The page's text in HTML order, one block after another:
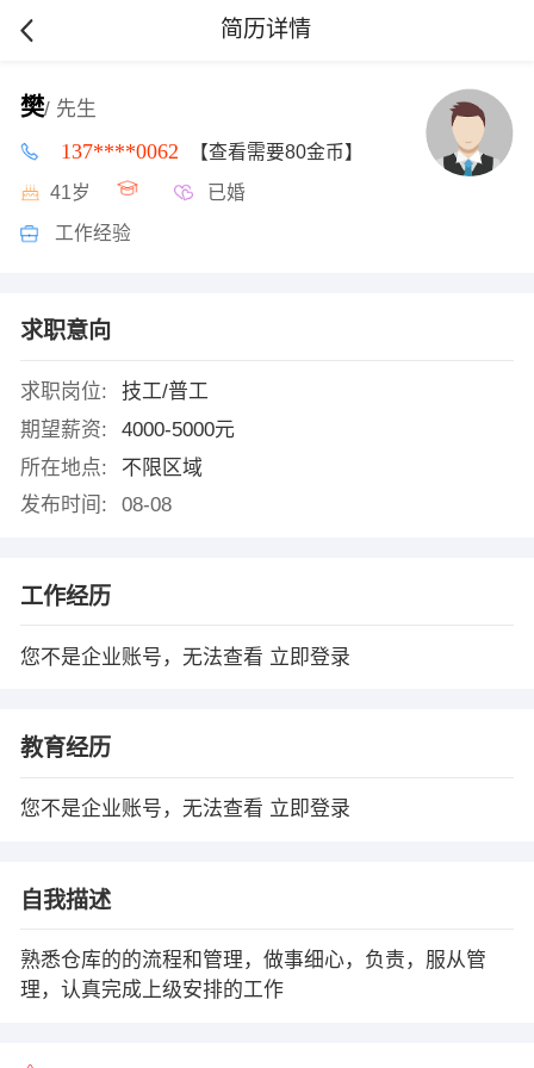
简历详情
樊/ 先生
137****0062 【查看需要80金币】
41岁 已婚
工作经验
求职意向
求职岗位:
技工/普工
期望薪资:
4000-5000元
所在地点:
不限区域
发布时间:
08-08
工作经历
您不是企业账号，无法查看 立即登录
教育经历
您不是企业账号，无法查看 立即登录
自我描述
熟悉仓库的的流程和管理，做事细心，负责，服从管
理，认真完成上级安排的工作